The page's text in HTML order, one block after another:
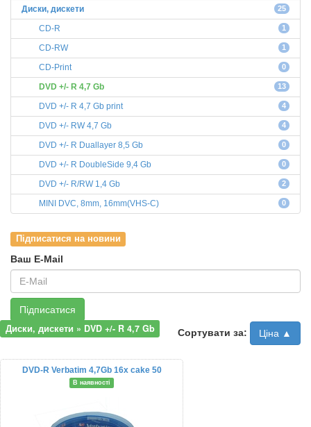
Диски, дискети 25
СD-R 1
CD-RW 1
CD-Print 0
DVD +/- R 4,7 Gb 13
DVD +/- R 4,7 Gb print 4
DVD +/- RW 4,7 Gb 4
DVD +/- R Duallayer 8,5 Gb 0
DVD +/- R DoubleSide 9,4 Gb 0
DVD +/- R/RW 1,4 Gb 2
MINI DVC, 8mm, 16mm(VHS-C) 0
Підписатися на новини
Ваш E-Mail
Підписатися
Сортувати за: Ціна ▲
Диски, дискети » DVD +/- R 4,7 Gb
DVD-R Verbatim 4,7Gb 16x cake 50
В наявності